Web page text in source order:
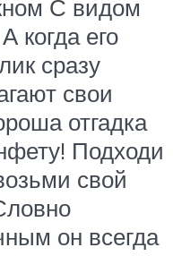
С видом
когда его
сразу
свои
отгадка
Подходи
свой
он всегда